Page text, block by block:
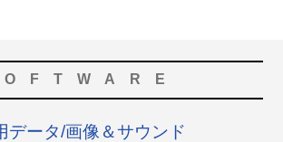
データ/画像＆サウンド